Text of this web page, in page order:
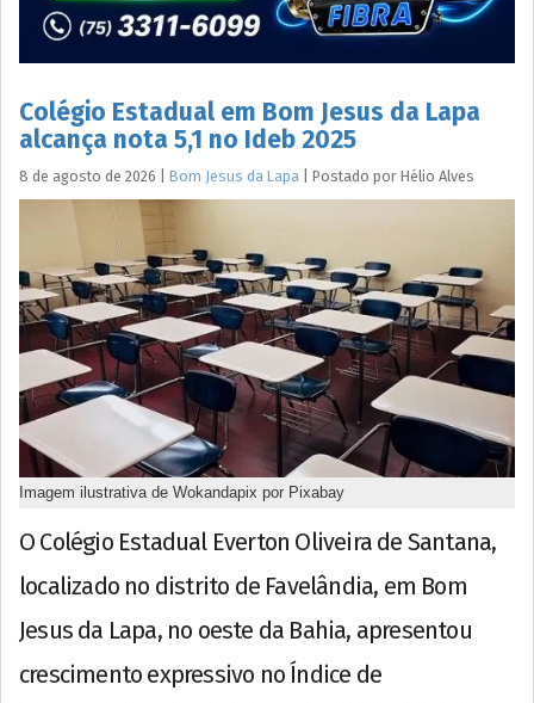
Colégio Estadual em Bom Jesus da Lapa
alcança nota 5,1 no Ideb 2025
8 de agosto de 2026 Bom Jesus da Lapa Postado por Hélio Alves
Imagem ilustrativa de Wokandapix por Pixabay
O Colégio Estadual Everton Oliveira de Santana,
localizado no distrito de Favelândia, em Bom
Jesus da Lapa, no oeste da Bahia, apresentou
crescimento expressivo no Índice de